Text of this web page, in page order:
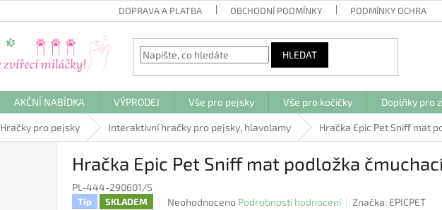
DOPRAVA A PLATBA OBCHODNÍ PODMÍNKY PODMÍNKY OCHRANY
HLEDAT
AKČNÍ NABÍDKA VÝPRODEJ Vše pro pejsky Vše pro kočičky Doplňky pro
Hračky pro pejsky Interaktivní hračky pro pejsky, hlavolamy Hračka Epic Pet Sniff mat
Hračka Epic Pet Sniff mat podložka
PL-444-290601/S
Tip SKLADEM
Průměrné
Neohodnoceno Podrobnosti hodnocení Značka: EPICPET